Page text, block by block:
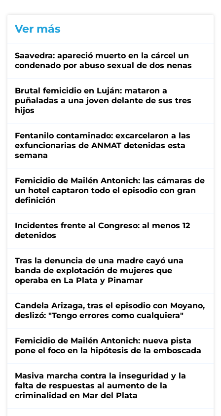
Ver más
Saavedra: apareció muerto en la cárcel un
condenado por abuso sexual de dos nenas
Brutal femicidio en Luján: mataron a
puñaladas a una joven delante de sus tres
hijos
Fentanilo contaminado: excarcelaron a las
exfuncionarias de ANMAT detenidas esta
semana
Femicidio de Mailén Antonich: las cámaras de
un hotel captaron todo el episodio con gran
definición
Incidentes frente al Congreso: al menos 12
detenidos
Tras la denuncia de una madre cayó una
banda de explotación de mujeres que
operaba en La Plata y Pinamar
Candela Arizaga, tras el episodio con Moyano,
deslizó: "Tengo errores como cualquiera"
Femicidio de Mailén Antonich: nueva pista
pone el foco en la hipótesis de la emboscada
Masiva marcha contra la inseguridad y la
falta de respuestas al aumento de la
criminalidad en Mar del Plata